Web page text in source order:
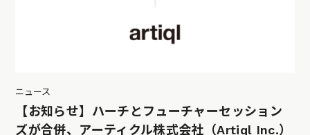
ニュース
【お知らせ】ハーチとフューチャーセッション
ズが合併、アーティクル株式会社（Artiql Inc.）